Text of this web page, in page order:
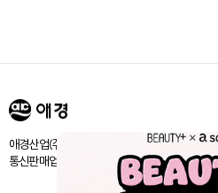
애경산업㈜ 서울시 마포구 양화로 188 / 고
통신판매업신고번호 : 제 2018-서울마포-